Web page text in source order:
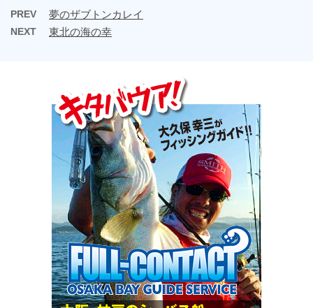
PREV 夢のザブトンカレイ
NEXT 東北の海の幸